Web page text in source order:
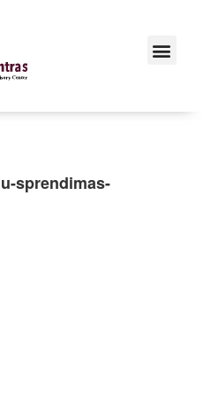
sprendimas-